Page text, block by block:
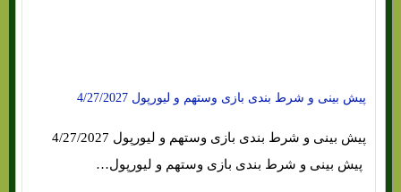
پیش بینی و شرط بندی بازی وستهم و لیورپول 4/27/2027
پیش بینی و شرط بندی بازی وستهم و لیورپول…